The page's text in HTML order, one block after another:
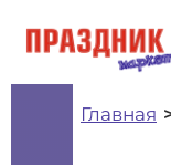
Главная